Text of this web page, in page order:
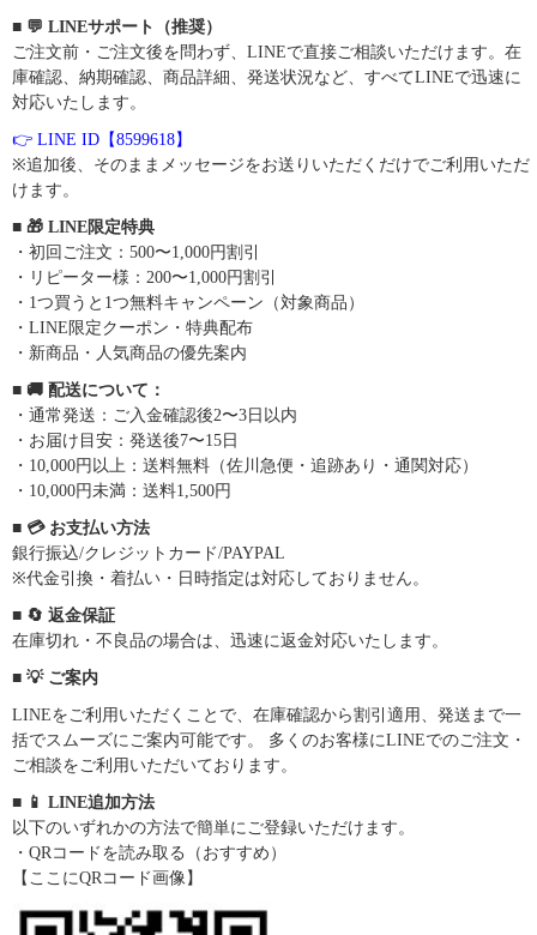
■ 💬 LINEサポート（推奨）
ご注文前・ご注文後を問わず、LINEで直接ご相談いただけます。在
庫確認、納期確認、商品詳細、発送状況など、すべてLINEで迅速に
対応いたします。
👉 LINE ID【8599618】
※追加後、そのままメッセージをお送りいただくだけでご利用いただ
けます。
■ 🎁 LINE限定特典
・初回ご注文：500〜1,000円割引
・リピーター様：200〜1,000円割引
・1つ買うと1つ無料キャンペーン（対象商品）
・LINE限定クーポン・特典配布
・新商品・人気商品の優先案内
■ 🚚 配送について：
・通常発送：ご入金確認後2〜3日以内
・お届け目安：発送後7〜15日
・10,000円以上：送料無料（佐川急便・追跡あり・通関対応）
・10,000円未満：送料1,500円
■ 💳 お支払い方法
銀行振込/クレジットカード/PAYPAL
※代金引換・着払い・日時指定は対応しておりません。
■ 🔄 返金保証
在庫切れ・不良品の場合は、迅速に返金対応いたします。
■ 💡 ご案内
LINEをご利用いただくことで、在庫確認から割引適用、発送まで一
括でスムーズにご案内可能です。 多くのお客様にLINEでのご注文・
ご相談をご利用いただいております。
■ 📱 LINE追加方法
以下のいずれかの方法で簡単にご登録いただけます。
・QRコードを読み取る（おすすめ）
【ここにQRコード画像】